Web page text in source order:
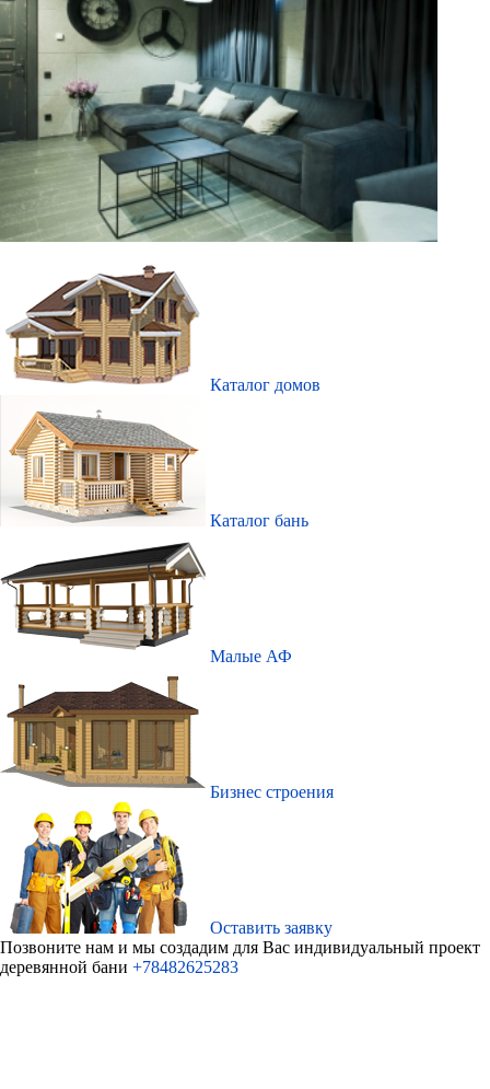
Каталог домов
Каталог бань
Малые АФ
Бизнес строения
Оставить заявку
Позвоните нам и мы создадим для Ваc индивидуальный проект
деревянной бани +78482625283